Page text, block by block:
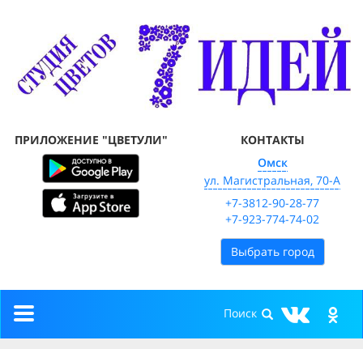
ПРИЛОЖЕНИЕ "ЦВЕТУЛИ"
КОНТАКТЫ
Омск
ул. Магистральная, 70-А
+7-3812-90-28-77
+7-923-774-74-02
Выбрать город
Toggle